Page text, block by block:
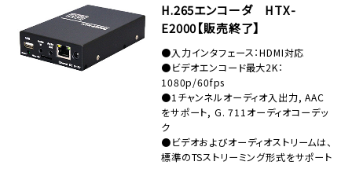
H.265エンコーダ HTX-
E2000【販売終了】
●入力インタフェース：HDMI対応
●ビデオエンコード最大2K：
1080p/60fps
●1チャンネルオーディオ入出力, AAC
をサポート, G. 711オーディオコーデッ
ク
●ビデオおよびオーディオストリームは、
標準のTSストリーミング形式をサポート